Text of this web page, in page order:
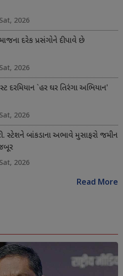
2026
દરેક પ્રસંગોને દીપાવે છે
2026
દરમિયાન `હર ઘર તિરંગા અભિયાન'
2026
સ્ટેશને બાંકડાના અભાવે મુસાફરો જમીન
2026
Read More